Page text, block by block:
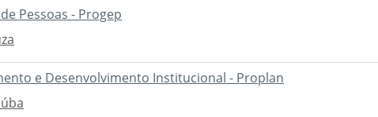
Pessoas - Progep
e Desenvolvimento Institucional - Proplan